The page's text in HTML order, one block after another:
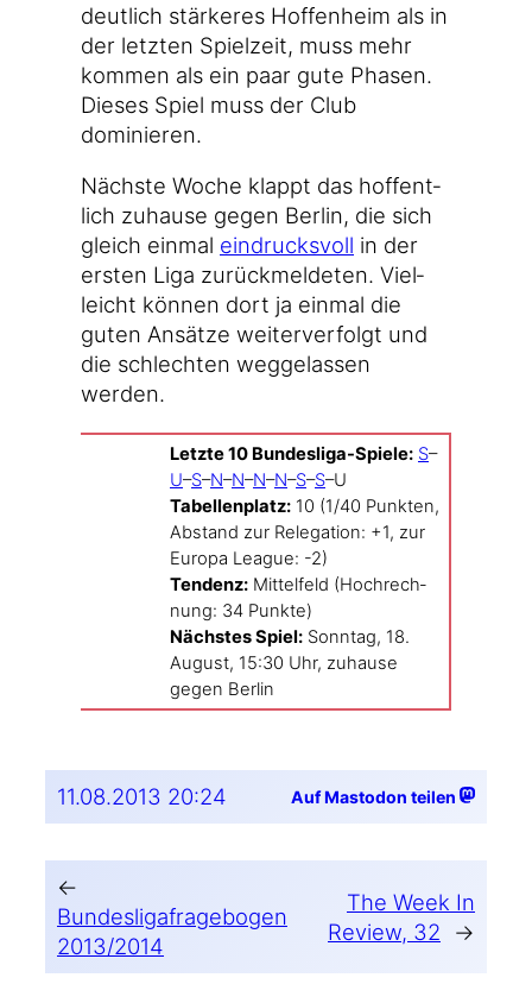
deut­lich stär­ke­res Hof­fen­heim als in
der letz­ten Spiel­zeit, muss mehr
kom­men als ein paar gute Pha­sen.
Die­ses Spiel muss der Club
dominieren.
Nächs­te Woche klappt das hof­fent­
lich zuhau­se gegen Ber­lin, die sich
gleich ein­mal ein­drucks­voll in der
ers­ten Liga zurück­mel­de­ten. Viel­
leicht kön­nen dort ja ein­mal die
guten Ansät­ze wei­ter­ver­folgt und
die schlech­ten weg­ge­las­sen
werden.
Letz­te 10 Bundesliga-Spiele: S–
U–S–N–N–N–N–S–S–U
Tabel­len­platz: 10 (1/40 Punk­ten,
Abstand zur Rele­ga­tion: +1, zur
Euro­pa Lea­gue: -2)
Ten­denz: Mit­tel­feld (Hoch­rech­
nung: 34 Punkte)
Nächs­tes Spiel: Sonn­tag, 18.
August, 15:30 Uhr, zuhau­se
gegen Berlin
11.08.2013 20:24 Auf Mastodon teilen
←
Bundesligafragebogen
2013/2014
The Week In
Review, 32
→